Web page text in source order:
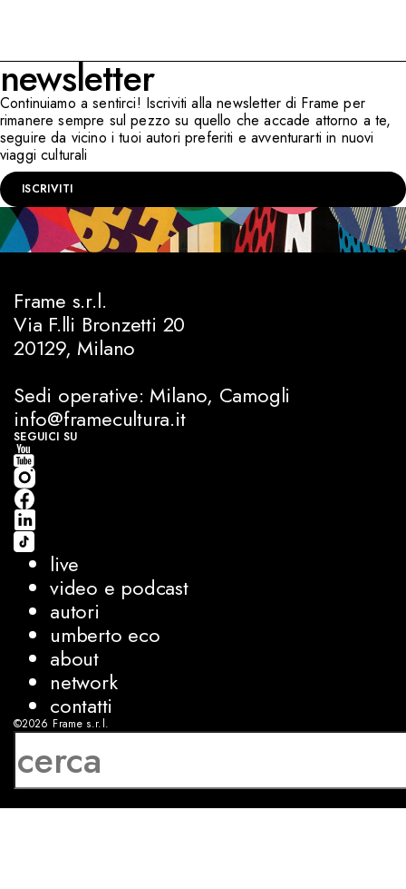
newsletter
Continuiamo a sentirci! Iscriviti alla newsletter di Frame per
rimanere sempre sul pezzo su quello che accade attorno a te,
seguire da vicino i tuoi autori preferiti e avventurarti in nuovi
viaggi culturali
ISCRIVITI
Frame s.r.l.
Via F.lli Bronzetti 20
20129, Milano
Sedi operative: Milano, Camogli
info@framecultura.it
SEGUICI SU
live
video e podcast
autori
umberto eco
about
network
contatti
©2026 Frame s.r.l.
P.IVA 08927250962
sviluppo:Luca Bunino